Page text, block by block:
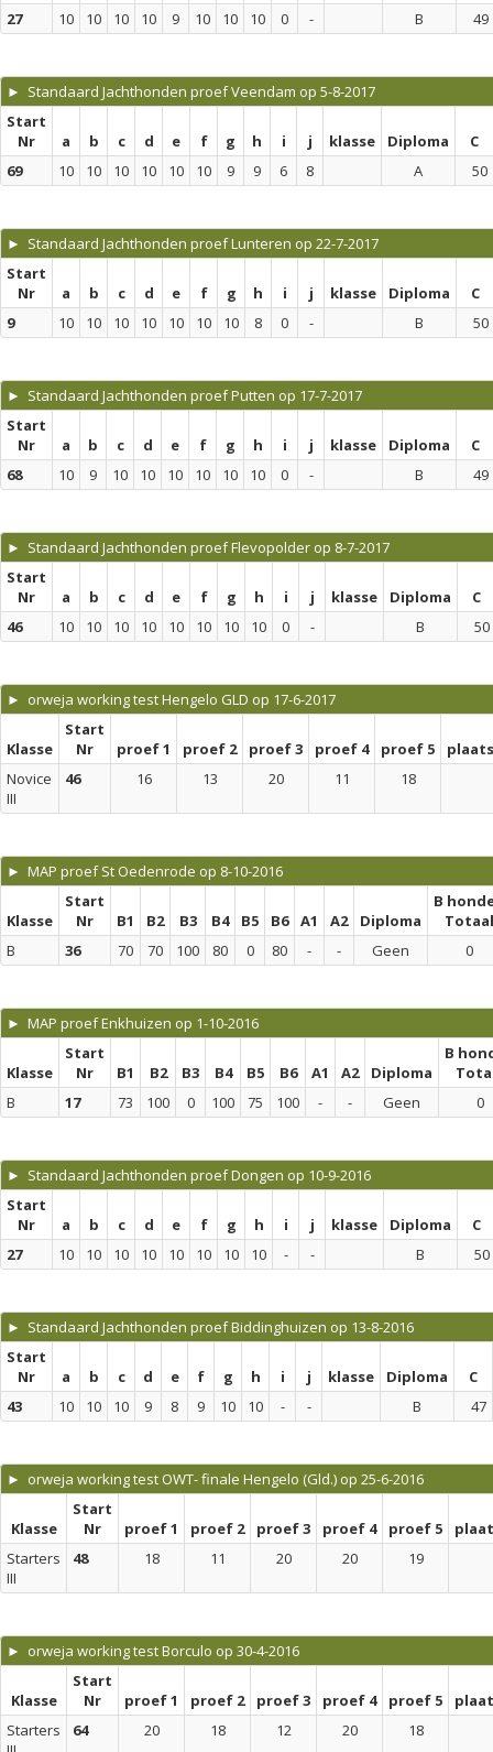
27
10 10 10 10 9 10 10 10 0 - B 49
► Standaard Jachthonden proef Veendam op 5-8-2017
Start
Nr
a b c d e f g h i j klasse Diploma
C
69
10 10 10 10 10 10 9 9 6 8 A 50
► Standaard Jachthonden proef Lunteren op 22-7-2017
Start
Nr
a b c d e f g h i j klasse Diploma
C
9
10 10 10 10 10 10 10 8 0 - B 50
► Standaard Jachthonden proef Putten op 17-7-2017
Start
Nr
a b c d e f g h i j klasse Diploma
C
68
10 9 10 10 10 10 10 10 0 - B 49
► Standaard Jachthonden proef Flevopolder op 8-7-2017
Start
Nr
a b c d e f g h i j klasse Diploma
C
46
10 10 10 10 10 10 10 10 0 - B 50
► orweja working test Hengelo GLD op 17-6-2017
Klasse
Start
Nr
proef 1 proef 2 proef 3 proef 4 proef 5
Novice
III
46 16 13 20 11 18
► MAP proef St Oedenrode op 8-10-2016
Klasse
Start
Nr
B1 B2 B3 B4 B5 B6 A1 A2 Diploma
B
Totaal
B
36 70 70 100 80 0 80 - - Geen 0
► MAP proef Enkhuizen op 1-10-2016
Klasse
Start
Nr
B1 B2 B3 B4 B5 B6 A1 A2 Diploma
B
B
17 73 100 0 100 75 100 - - Geen 0
► Standaard Jachthonden proef Dongen op 10-9-2016
Start
Nr
a b c d e f g h i j klasse Diploma
C
27
10 10 10 10 10 10 10 10 - - B 50
► Standaard Jachthonden proef Biddinghuizen op 13-8-2016
Start
Nr
a b c d e f g h i j klasse Diploma
C
43
10 10 10 9 8 9 10 10 - - B 47
► orweja working test OWT- finale Hengelo (Gld.) op 25-6-2016
Klasse
Start
Nr
proef 1 proef 2 proef 3 proef 4 proef 5
Starters
III
48 18 11 20 20 19
► orweja working test Borculo op 30-4-2016
Klasse
Start
Nr
proef 1 proef 2 proef 3 proef 4 proef 5
Starters
64 20 18 12 20 18